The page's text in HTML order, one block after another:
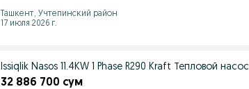
Ташкент, Учтепинский район
17 июля 2026 г.
Issiqlik Nasos 11.4KW 1 Phase R290 Kraft Тепловой насос
32 886 700 сум